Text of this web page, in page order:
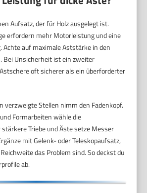
Aufsatz, der für Holz ausgelegt ist.
erfordern mehr Motorleistung und eine
Achte auf maximale Aststärke in den
Bei Unsicherheit ist ein zweiter
oft sicherer als ein überforderter
verzweigte Stellen nimm den Fadenkopf.
Formarbeiten wähle die
stärkere Triebe und Äste setze Messer
mit Gelenk- oder Teleskopaufsatz,
das Problem sind. So deckst du
ab.